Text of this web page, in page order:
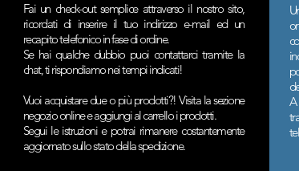
Fai un check-out semplice attraverso il nostro sito,
ricordati di inserire il tuo indirizzo e-mail ed un
recapito telefonico in fase di ordine.
Se hai qualche dubbio puoi contattarci tramite la
chat, ti rispondiamo nei tempi indicati!
Vuoi acquistare due o più prodotti?! Visita la sezione
negozio online e aggiungi al carrello i prodotti.
Segui le istruzioni e potrai rimanere costantemente
aggiornato sullo stato della spedizione.